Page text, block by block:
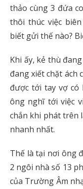
thảo cùng 3 đứa
thôi thúc việc
biết gửi thế nào?
Khi ấy, kẻ thù
đang xiết chặt ách
được tới tay vợ có
ông nghĩ tới việc
chắn khi phát trên
nhanh nhất.
Thế là tại nơi ông
2 ngôi nhà số 13
của Trường Âm